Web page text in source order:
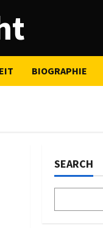
BIOGRAPHIE
SEARCH